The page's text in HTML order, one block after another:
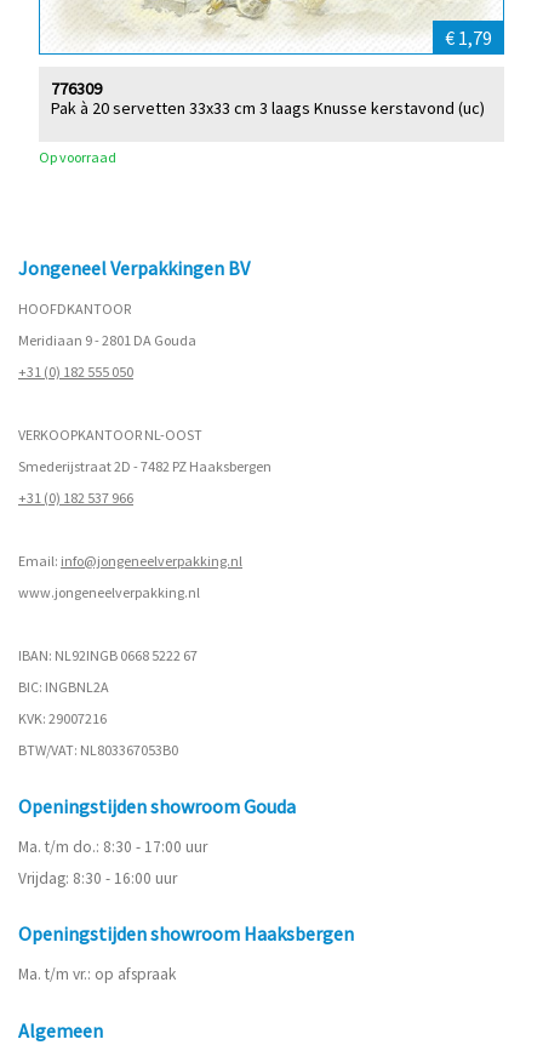
€ 1,79
Pak à 20 servetten 33x33 cm 3 laags Knusse kerstavond (uc)
776309
Op voorraad
Jongeneel Verpakkingen BV
HOOFDKANTOOR
Meridiaan 9 - 2801 DA Gouda
+31 (0) 182 555 050
VERKOOPKANTOOR NL-OOST
Smederijstraat 2D - 7482 PZ Haaksbergen
+31 (0) 182 537 966
Email: info@jongeneelverpakking.nl
www.jongeneelverpakking.nl
IBAN: NL92INGB 0668 5222 67
BIC: INGBNL2A
KVK: 29007216
BTW/VAT: NL803367053B0
Openingstijden showroom Gouda
Ma. t/m do.: 8:30 - 17:00 uur
Vrijdag: 8:30 - 16:00 uur
Openingstijden showroom Haaksbergen
Ma. t/m vr.: op afspraak
Algemeen